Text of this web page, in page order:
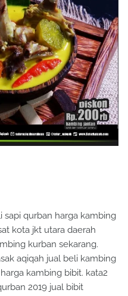
sapi qurban harga kambing
kota jkt utara daerah
kurban sekarang.
aqiqah jual beli kambing
kambing bibit. kata2
2019 jual bibit